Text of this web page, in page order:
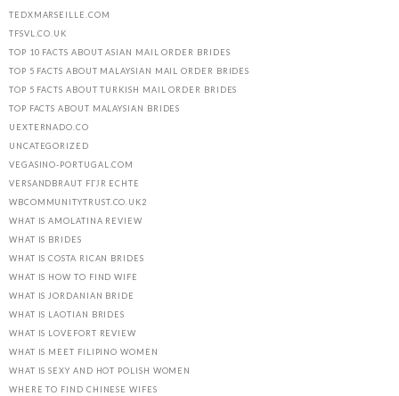
TEDXMARSEILLE.COM
TFSVL.CO.UK
TOP 10 FACTS ABOUT ASIAN MAIL ORDER BRIDES
TOP 5 FACTS ABOUT MALAYSIAN MAIL ORDER BRIDES
TOP 5 FACTS ABOUT TURKISH MAIL ORDER BRIDES
TOP FACTS ABOUT MALAYSIAN BRIDES
UEXTERNADO.CO
UNCATEGORIZED
VEGASINO-PORTUGAL.COM
VERSANDBRAUT FГЈR ECHTE
WBCOMMUNITYTRUST.CO.UK2
WHAT IS AMOLATINA REVIEW
WHAT IS BRIDES
WHAT IS COSTA RICAN BRIDES
WHAT IS HOW TO FIND WIFE
WHAT IS JORDANIAN BRIDE
WHAT IS LAOTIAN BRIDES
WHAT IS LOVEFORT REVIEW
WHAT IS MEET FILIPINO WOMEN
WHAT IS SEXY AND HOT POLISH WOMEN
WHERE TO FIND CHINESE WIFES